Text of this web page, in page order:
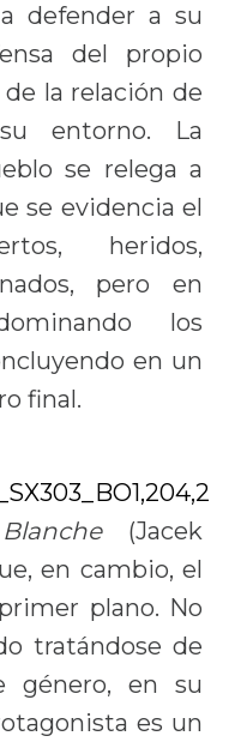
defender a su
del propio
la relación de
entorno. La
se relega a
se evidencia el
heridos,
pero en
los
en un
final.
(Jacek
en cambio, el
plano. No
tratándose de
género, en su
es un